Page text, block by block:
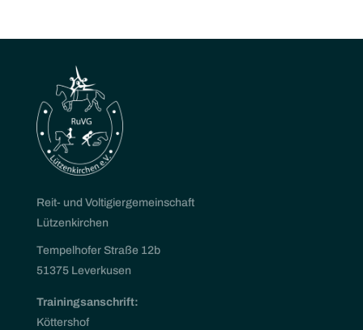
Reit- und Voltigiergemeinschaft
Lützenkirchen
Tempelhofer Straße 12b
51375 Leverkusen
Trainingsanschrift:
Köttershof